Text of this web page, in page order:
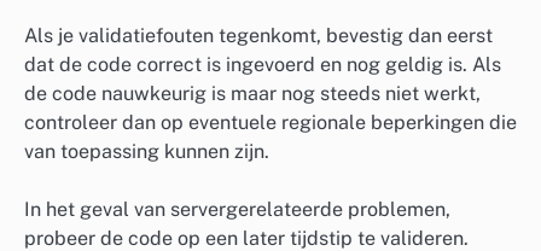
Als je validatiefouten tegenkomt, bevestig dan eerst
dat de code correct is ingevoerd en nog geldig is. Als
de code nauwkeurig is maar nog steeds niet werkt,
controleer dan op eventuele regionale beperkingen die
van toepassing kunnen zijn.
In het geval van servergerelateerde problemen,
probeer de code op een later tijdstip te valideren.